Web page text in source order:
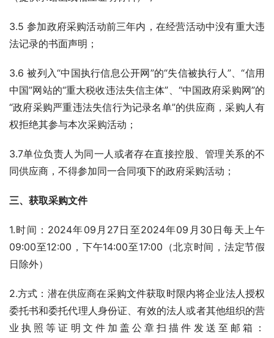
3.5 参加政府采购活动前三年内，在经营活动中没有重大违
法记录的书面声明；
3.6 被列入“中国执行信息公开网”的“失信被执行人”、“信用
中国”网站的“重大税收违法失信主体”、“中国政府采购网”的
“政府采购严重违法失信行为记录名单”的供应商，采购人有
权拒绝其参与本次采购活动；
3.7单位负责人为同一人或者存在直接控股、管理关系的不
同供应商，不得参加同一合同项下的政府采购活动；
三、获取采购文件
1.时间：2024年09月27日至2024年09月30日每天上午
09:00至12:00，下午14:00至17:00（北京时间，法定节假
日除外）
2.方式：潜在供应商在采购文件获取时限内将企业法人授权
委托书和委托代理人身份证、有效的法人或者其他组织的营
业执照等证明文件加盖公章扫描件发送至邮箱：